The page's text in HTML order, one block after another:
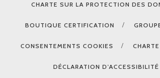
CHARTE SUR LA PROTECTION DES
BOUTIQUE CERTIFICATION
CONSENTEMENTS COOKIES
DÉCLARATION D’ACCESSIBILITÉ